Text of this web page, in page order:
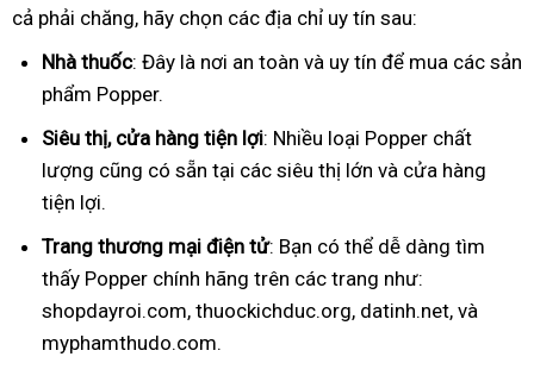
cả phải chăng, hãy chọn các địa chỉ uy tín sau:
Nhà thuốc: Đây là nơi an toàn và uy tín để mua các sản
phẩm Popper.
Siêu thị, cửa hàng tiện lợi: Nhiều loại Popper chất
lượng cũng có sẵn tại các siêu thị lớn và cửa hàng
tiện lợi.
Trang thương mại điện tử: Bạn có thể dễ dàng tìm
thấy Popper chính hãng trên các trang như:
shopdayroi.com, thuockichduc.org, datinh.net, và
myphamthudo.com.